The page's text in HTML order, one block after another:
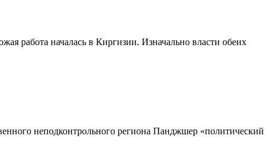
работа началась в Киргизии. Изначально власти обеих
неподконтрольного региона Панджшер «политический